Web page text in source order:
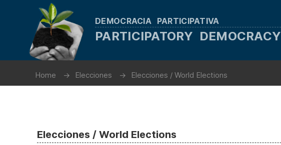
DEMOCRACIA PARTICIPATIVA
PARTICIPATORY DEMOCRACY
Home Elecciones Elecciones / World Elections
Elecciones / World Elections